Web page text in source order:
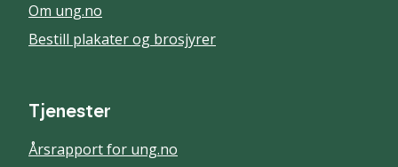
Om ung.no
Bestill plakater og brosjyrer
Tjenester
Årsrapport for ung.no